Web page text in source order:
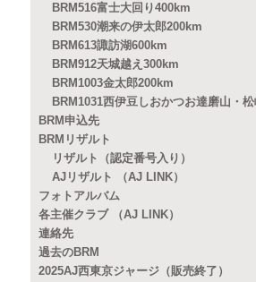
BRM516富士大回り400km
BRM530潮来の伊太郎200km
BRM613諏訪湖600km
BRM912天城越え300km
BRM1003金太郎200km
BRM1031西伊豆しおかつお達磨山・
BRM申込先
BRMリザルト
リザルト（認定番号入り）
AJリザルト （AJ LINK）
フォトアルバム
各主催クラブ （AJ LINK）
連絡先
過去のBRM
2025AJ西東京ジャージ（販売終了）